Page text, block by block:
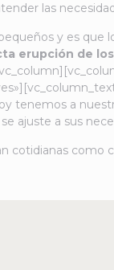
las
y es
erupción de
tenemos a
ajuste a sus
cotidianas como